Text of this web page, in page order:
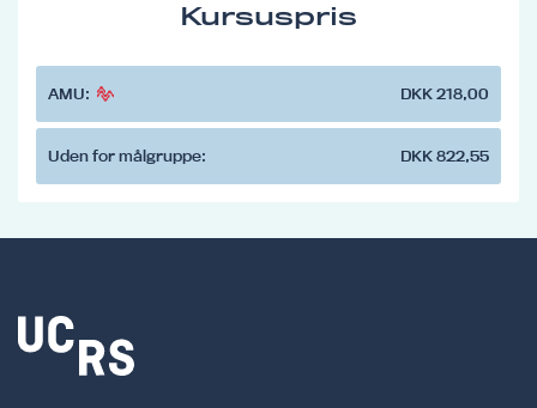
Kursuspris
AMU: DKK 218,00
Uden for målgruppe: DKK 822,55